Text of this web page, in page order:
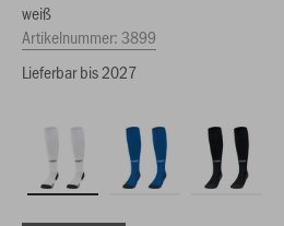
weiß
Artikelnummer:3899
Lieferbar bis 2027